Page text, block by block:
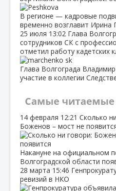
В регионе — кадровые
временно возглавит
25 июля 13:02 Глава
сотрудников СК с
отметил работу кадетских
Глава Волгограда
участие в коллегии
Самые читаемые
14 февраля 12:21 Сколько
Боженов – мост не
Накануне на официальном
Волгоградской области
28 марта 15:46
ревизий в НКО